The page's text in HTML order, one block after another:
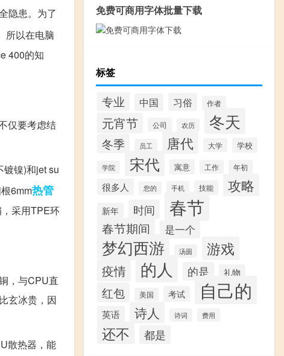
隐患。为了
所以在电脑
400的知
仅要考虑结
镍)和jet su
6mm热管
采用TPE环
，与CPU直
玄冰贵，因
散热器，能
免费可商用字体批量下载
标签
专业 中国 习俗 作者
元宵节 公司 农历 冬天
冬季 员工 唐代 大学 学校
学院 宋代 寓意 工作 年初
很多人 您的 手机 技能 攻略
新年 时间 春节
春节期间 是一个
梦幻西游 汤圆 游戏
疫情 的人 的是 礼物
红包 美国 考试 自己的
英语 诗人 诗词 费用
还不 都是